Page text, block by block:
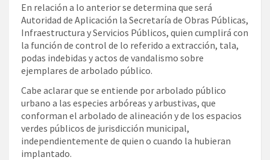
En relación a lo anterior se determina que será
Autoridad de Aplicación la Secretaría de Obras Públicas,
Infraestructura y Servicios Públicos, quien cumplirá con
la función de control de lo referido a extracción, tala,
podas indebidas y actos de vandalismo sobre
ejemplares de arbolado público.
Cabe aclarar que se entiende por arbolado público
urbano a las especies arbóreas y arbustivas, que
conforman el arbolado de alineación y de los espacios
verdes públicos de jurisdicción municipal,
independientemente de quien o cuando la hubieran
implantado.